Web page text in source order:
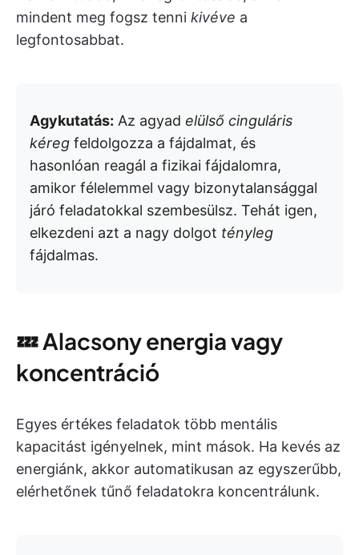
mindent meg fogsz tenni kivéve a
legfontosabbat.
Agykutatás: Az agyad elülső cinguláris
kéreg feldolgozza a fájdalmat, és
hasonlóan reagál a fizikai fájdalomra,
amikor félelemmel vagy bizonytalansággal
járó feladatokkal szembesülsz. Tehát igen,
elkezdeni azt a nagy dolgot tényleg
fájdalmas.
💤 Alacsony energia vagy
koncentráció
Egyes értékes feladatok több mentális
kapacitást igényelnek, mint mások. Ha kevés az
energiánk, akkor automatikusan az egyszerűbb,
elérhetőnek tűnő feladatokra koncentrálunk.